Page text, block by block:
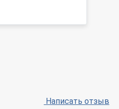
Написать отзыв